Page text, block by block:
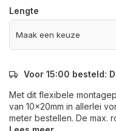
Lengte
Voor 15:00 besteld:
Met dit flexibele
van 10x20mm in allerlei
meter bestellen. De max.